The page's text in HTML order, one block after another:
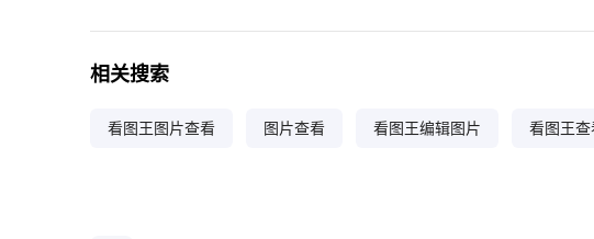
相关搜索
看图王图片查看 图片查看 看图王编辑图片 看图王查